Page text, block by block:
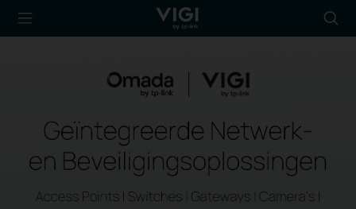
TP-Link, Reliably
icon